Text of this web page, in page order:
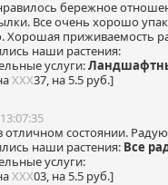
бережное
Все очень хорошо
Хорошая приживаемость
наши растения:
услуги:
ХХХ37, на 5.5 руб.]
состоянии.
наши растения: Все
услуги:
ХХХ03, на 5.5 руб.]